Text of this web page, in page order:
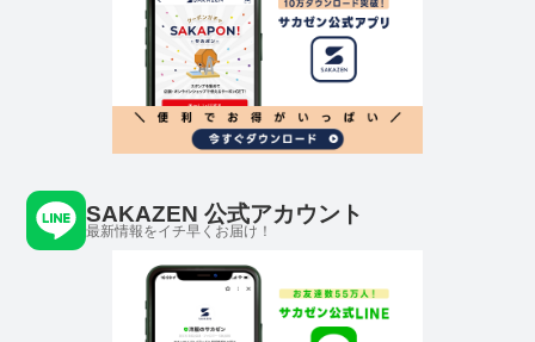
SAKAZEN 公式アカウント
最新情報をイチ早くお届け！